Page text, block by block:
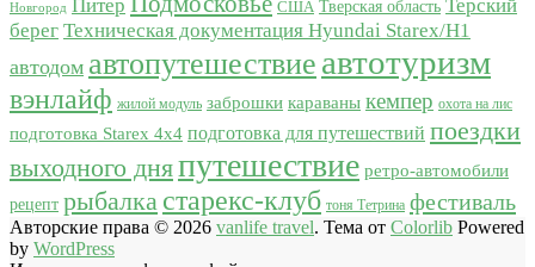
Новгород Питер США Тверская область Терский
берег Техническая документация Hyundai Starex/H1
автодом автопутешествие автотуризм
вэнлайф жилой модуль заброшки караваны кемпер охота на лис
подготовка Starex 4x4 подготовка для путешествий поездки
выходного дняпутешествие ретро-автомобили
рецепт рыбалка старекс-клуб тоня Тетрина фестиваль
Авторские права © 2026 vanlife travel. Тема от Colorlib Powered
by WordPress